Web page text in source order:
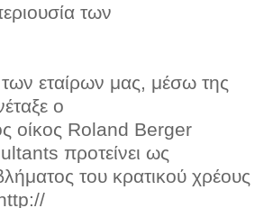
των
εταίρων μας, μέσω της
ο
οίκος Roland Berger
προτείνει ως
του κρατικού χρέους